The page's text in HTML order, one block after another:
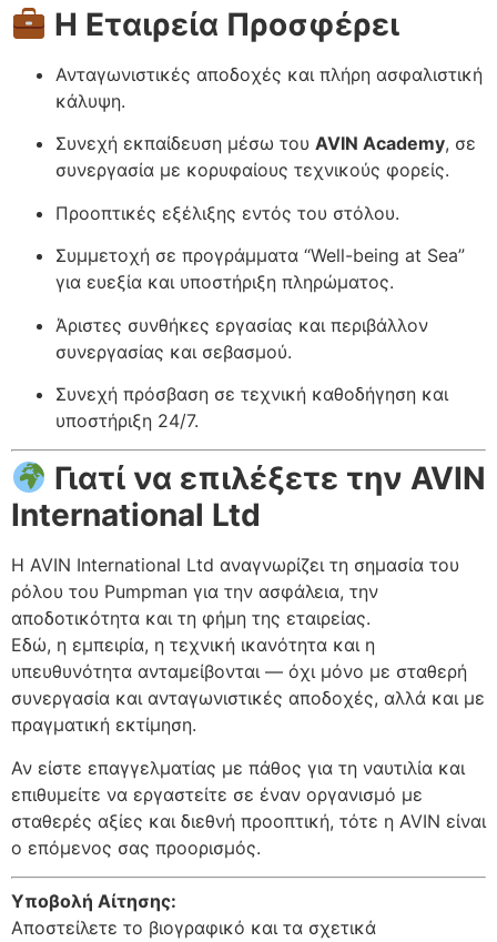
Η Εταιρεία Προσφέρει
Ανταγωνιστικές αποδοχές και πλήρη ασφαλιστική
κάλυψη.
Συνεχή εκπαίδευση μέσω του AVIN Academy, σε
συνεργασία με κορυφαίους τεχνικούς φορείς.
Προοπτικές εξέλιξης εντός του στόλου.
Συμμετοχή σε προγράμματα “Well-being at Sea”
για ευεξία και υποστήριξη πληρώματος.
Άριστες συνθήκες εργασίας και περιβάλλον
συνεργασίας και σεβασμού.
Συνεχή πρόσβαση σε τεχνική καθοδήγηση και
υποστήριξη 24/7.
Γιατί να επιλέξετε την AVIN
International Ltd
Η AVIN International Ltd αναγνωρίζει τη σημασία του
ρόλου του Pumpman για την ασφάλεια, την
αποδοτικότητα και τη φήμη της εταιρείας.
Εδώ, η εμπειρία, η τεχνική ικανότητα και η
υπευθυνότητα ανταμείβονται — όχι μόνο με σταθερή
συνεργασία και ανταγωνιστικές αποδοχές, αλλά και με
πραγματική εκτίμηση.
Αν είστε επαγγελματίας με πάθος για τη ναυτιλία και
επιθυμείτε να εργαστείτε σε έναν οργανισμό με
σταθερές αξίες και διεθνή προοπτική, τότε η AVIN είναι
ο επόμενος σας προορισμός.
Υποβολή Αίτησης:
Αποστείλετε το βιογραφικό και τα σχετικά